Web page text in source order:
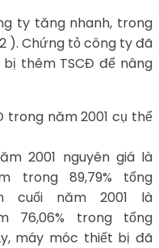
ty tăng nhanh, trong
). Chứng tỏ công ty đã
thêm TSCĐ để nâng
trong năm 2001 cụ thể
2001 nguyên giá là
trong 89,79% tổng
cuối năm 2001 là
76,06% trong tổng
máy móc thiết bị đã